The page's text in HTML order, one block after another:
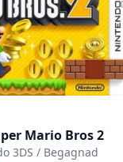
Mario Bros 2
3DS / Begagnad